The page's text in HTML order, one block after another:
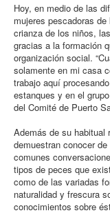
Hoy, en medio de las
mujeres pescadoras
crianza de los niños,
gracias a la formación
organización social.
solamente en mi casa
trabajo aquí
estanques y en el
del Comité de Puerto
Además de su habitual
demuestran conocer
comunes
tipos de peces que
como de las variadas
naturalidad y frescura
conocimientos sobre